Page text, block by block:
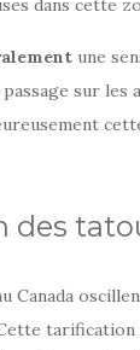
dans cette
une
sur
Canada